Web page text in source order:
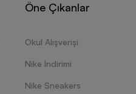
Öne Çıkanlar
Okul Alışverişi
Nike İndirimi
Nike Sneakers